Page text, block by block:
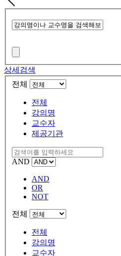
상세검색
전체
전체
강의명
교수자
제공기관
AND
AND
OR
NOT
전체
전체
강의명
교수자